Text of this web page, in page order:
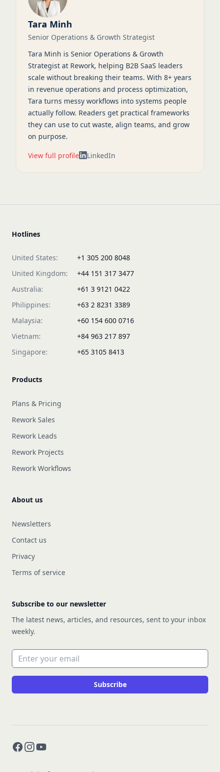
Tara Minh
Senior Operations & Growth Strategist
Tara Minh is Senior Operations & Growth
Strategist at Rework, helping B2B SaaS leaders
scale without breaking their teams. With 8+ years
in revenue operations and process optimization,
Tara turns messy workflows into systems people
actually follow. Readers get practical frameworks
they can use to cut waste, align teams, and grow
on purpose.
View full profile LinkedIn
Hotlines
United States:
+1 305 200 8048
United Kingdom:
+44 151 317 3477
Australia:
+61 3 9121 0422
Philippines:
+63 2 8231 3389
Malaysia:
+60 154 600 0716
Vietnam:
+84 963 217 897
Singapore:
+65 3105 8413
Products
Plans & Pricing
Rework Sales
Rework Leads
Rework Projects
Rework Workflows
About us
Newsletters
Contact us
Privacy
Terms of service
Subscribe to our newsletter
The latest news, articles, and resources, sent to your inbox
weekly.
Email address
Subscribe
Facebook
Instagram
YouTube